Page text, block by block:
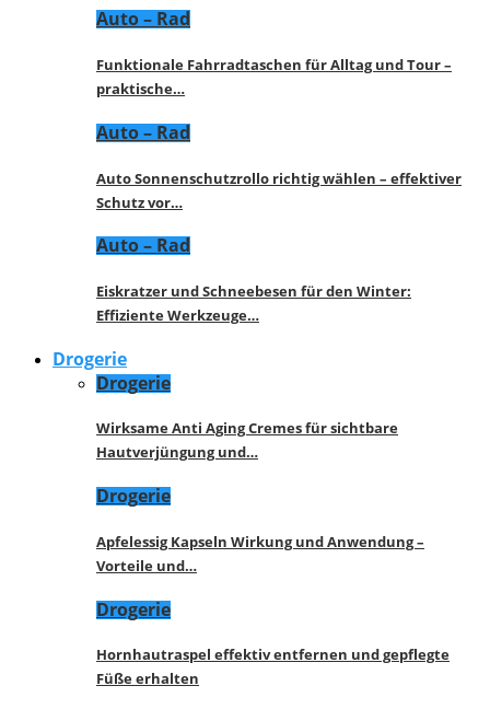
Auto – Rad
Funktionale Fahrradtaschen für Alltag und Tour –
praktische…
Auto – Rad
Auto Sonnenschutzrollo richtig wählen – effektiver
Schutz vor…
Auto – Rad
Eiskratzer und Schneebesen für den Winter:
Effiziente Werkzeuge…
Drogerie
Drogerie
Wirksame Anti Aging Cremes für sichtbare
Hautverjüngung und…
Drogerie
Apfelessig Kapseln Wirkung und Anwendung –
Vorteile und…
Drogerie
Hornhautraspel effektiv entfernen und gepflegte
Füße erhalten